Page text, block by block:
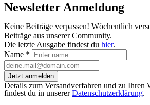
Newsletter Anmeldung
Keine Beiträge verpassen! Wöchentlich
Beiträge aus unserer Community.
Die letzte Ausgabe findest du hier.
Name *
Jetzt anmelden
Details zum Versandverfahren und zu Ihren
findest du in unsererDatenschutzerklärung.